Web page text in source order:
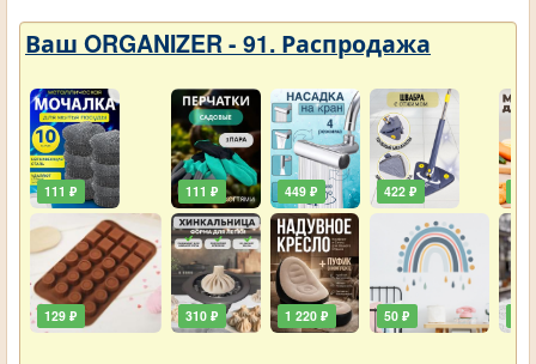
Ваш ORGANIZER - 91. Распродажа
111 ₽
129 ₽
111 ₽
310 ₽
449 ₽
1 220 ₽
422 ₽
50 ₽